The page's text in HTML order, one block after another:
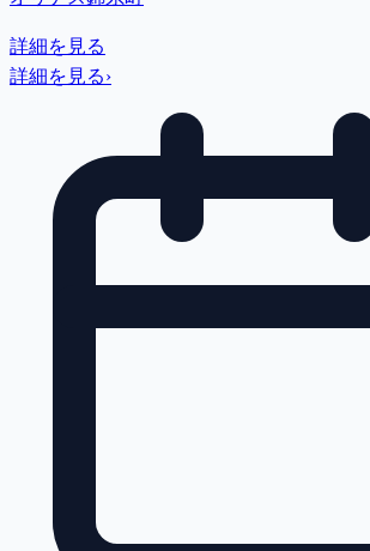
詳細を見る
詳細を見る›